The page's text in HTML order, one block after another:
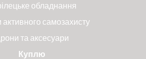
обладнання
активного самозахисту
та аксесуари
Куплю